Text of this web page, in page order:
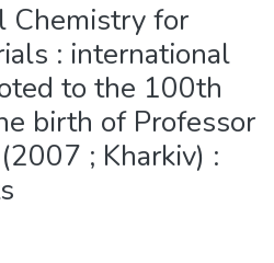
Chemistry for
: international
to the 100th
birth of Professor
; Kharkiv) :